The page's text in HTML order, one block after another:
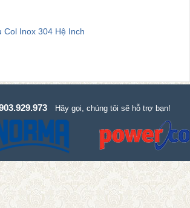
Col Inox 304 Hệ Inch
Hãy gọi, chúng tôi sẽ hỗ trợ bạn!